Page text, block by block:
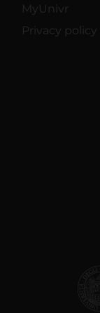
MyUnivr
Privacy policy